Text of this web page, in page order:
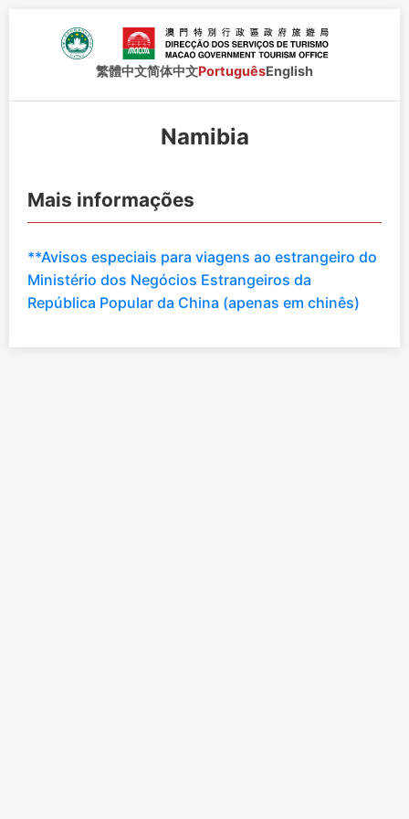
繁體中文简体中文PortuguêsEnglish
Namibia
Mais informações
**Avisos especiais para viagens ao estrangeiro do
Ministério dos Negócios Estrangeiros da
República Popular da China (apenas em chinês)